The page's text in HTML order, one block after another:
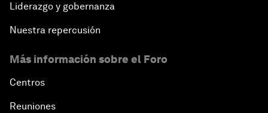
Liderazgo y gobernanza
Nuestra repercusión
Más información sobre el Foro
Centros
Reuniones